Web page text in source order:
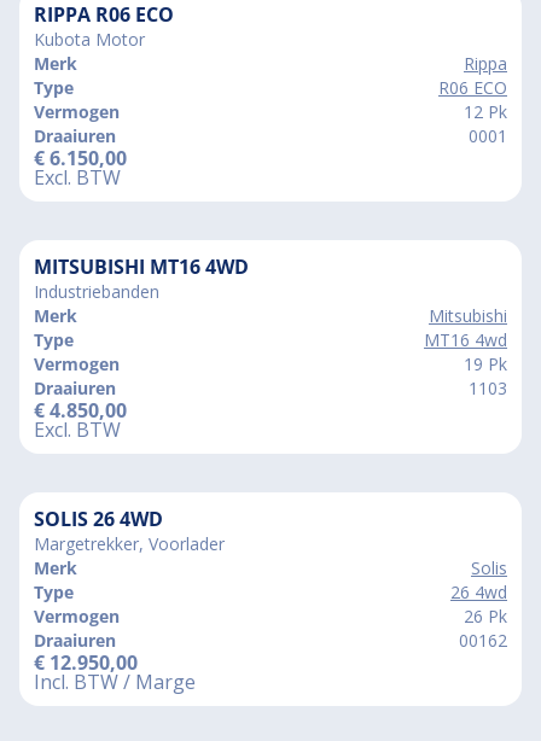
RIPPA R06 ECO
Kubota Motor
Merk
Rippa
Type
R06 ECO
Vermogen
12 Pk
Draaiuren
0001
€6.150,00
Excl. BTW
MITSUBISHI MT16 4WD
Industriebanden
Merk
Mitsubishi
Type
MT16 4wd
Vermogen
19 Pk
Draaiuren
1103
€4.850,00
Excl. BTW
SOLIS 26 4WD
Margetrekker, Voorlader
Merk
Solis
Type
26 4wd
Vermogen
26 Pk
Draaiuren
00162
€ 12.950,00
Incl. BTW / Marge